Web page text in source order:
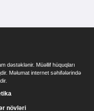
dəstəklənir. Müəllif hüquqları
Məlumat internet səhifələrində
növləri